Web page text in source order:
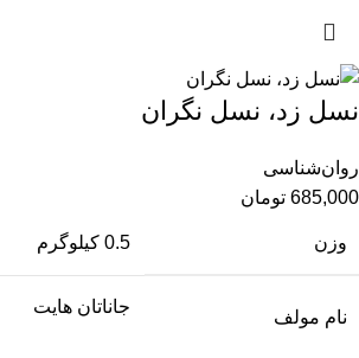
نسل زد، نسل نگران
روان‌شناسی
685,000 تومان
وزن 0.5 کیلوگرم
نام مولف
جاناتان هایت